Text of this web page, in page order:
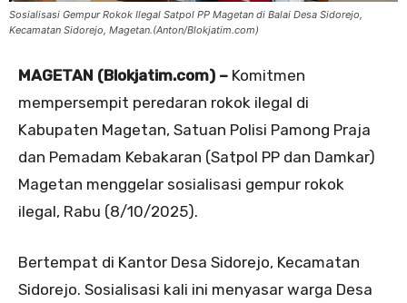
Sosialisasi Gempur Rokok Ilegal Satpol PP Magetan di Balai Desa Sidorejo,
Kecamatan Sidorejo, Magetan.(Anton/Blokjatim.com)
MAGETAN (Blokjatim.com) – Komitmen
mempersempit peredaran rokok ilegal di
Kabupaten Magetan, Satuan Polisi Pamong Praja
dan Pemadam Kebakaran (Satpol PP dan Damkar)
Magetan menggelar sosialisasi gempur rokok
ilegal, Rabu (8/10/2025).
Bertempat di Kantor Desa Sidorejo, Kecamatan
Sidorejo. Sosialisasi kali ini menyasar warga Desa